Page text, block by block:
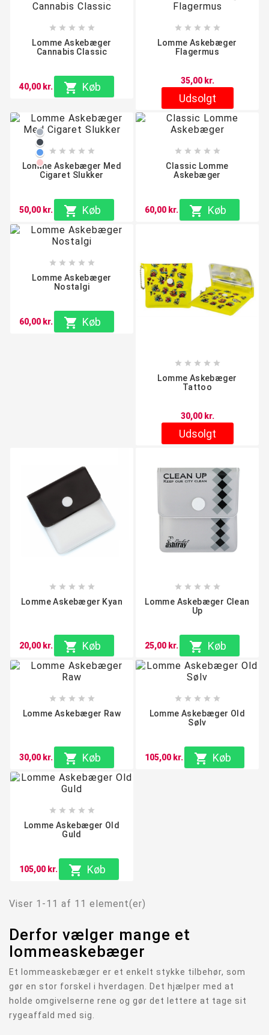
    
Lomme Askebæger
Cannabis Classic
40,00 kr.  Køb
    
Lomme Askebæger
Flagermus
35,00 kr.
Udsolgt
Grå
Sort
Blå
Lyserød
    
Lomme Askebæger Med
Cigaret Slukker
50,00 kr.  Køb
    
Classic Lomme
Askebæger
60,00 kr.  Køb
    
Lomme Askebæger
Nostalgi
60,00 kr.  Køb
    
Lomme Askebæger
Tattoo
30,00 kr.
Udsolgt
    
Lomme Askebæger Kyan
20,00 kr.  Køb
    
Lomme Askebæger Clean
Up
25,00 kr.  Køb
    
Lomme Askebæger Raw
30,00 kr.  Køb
    
Lomme Askebæger Old
Sølv
105,00 kr.  Køb
    
Lomme Askebæger Old
Guld
105,00 kr.  Køb
Viser 1-11 af 11 element(er)
Derfor vælger mange et
lommeaskebæger
Et lommeaskebæger er et enkelt stykke tilbehør, som
gør en stor forskel i hverdagen. Det hjælper med at
holde omgivelserne rene og gør det lettere at tage sit
rygeaffald med sig.